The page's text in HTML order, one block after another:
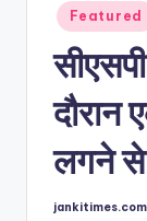
Posted
in
Featured
दौरान
लगने से
Posted
jankitimes.com